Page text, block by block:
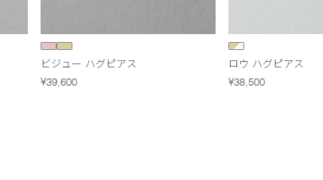
ビジュー ハグピアス
¥39,600
ロウ ハグピアス
¥38,500